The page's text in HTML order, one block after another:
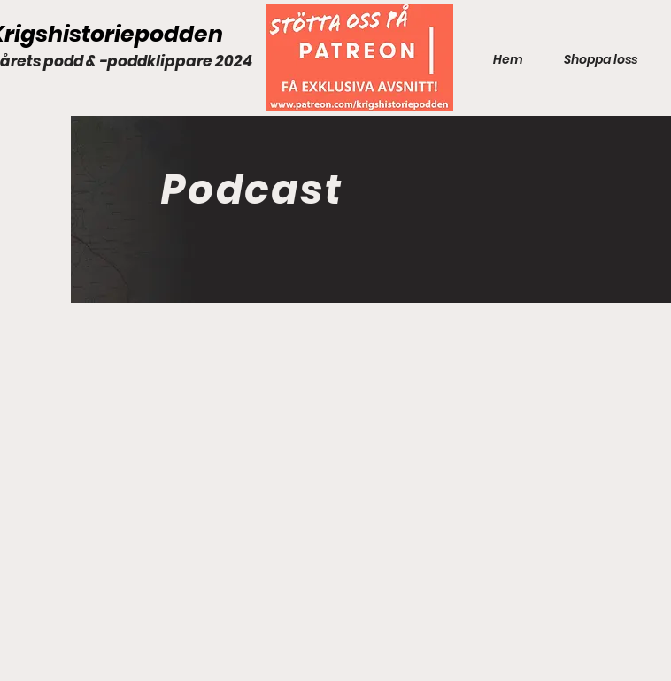
podd & -poddklippare 2024 Hem Shoppa loss
Podcast